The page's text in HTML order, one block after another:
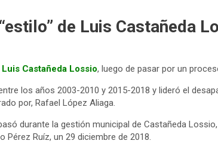
de Luis Castañeda
Castañeda Lossio, luego de pasar por un
los años 2003-2010 y 2015-2018 y lideró el
por, Rafael López Aliaga.
durante la gestión municipal de Castañeda
Ruíz, un 29 diciembre de 2018.